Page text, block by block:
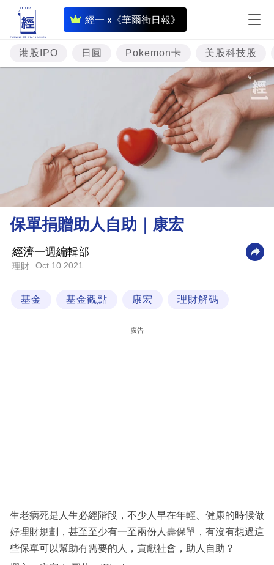
經一 x《華爾街日報》
即
時
財
經
資
樓
市
理
財
商
業
技
閱
專
區
港股IPO 日圓 Pokemon卡 美股科技股
保單捐贈助人自助｜康宏
經濟一週編輯部
理財 Oct 10 2021
基金 基金觀點 康宏 理財解碼
廣告
生老病死是人生必經階段，不少人早在年輕、健康的時候做
好理財規劃，甚至至少有一至兩份人壽保單，有沒有想過這
些保單可以幫助有需要的人，貢獻社會，助人自助？